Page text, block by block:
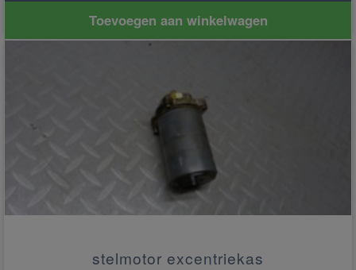
Toevoegen aan winkelwagen
stelmotor excentriekas